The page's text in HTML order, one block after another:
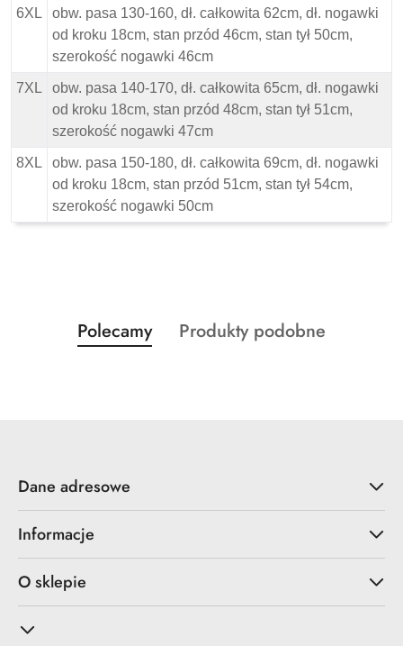
6XL
obw. pasa 130-160, dł. całkowita 62cm, dł. nogawki
od kroku 18cm, stan przód 46cm, stan tył 50cm,
szerokość nogawki 46cm
7XL
obw. pasa 140-170, dł. całkowita 65cm, dł. nogawki
od kroku 18cm, stan przód 48cm, stan tył 51cm,
szerokość nogawki 47cm
8XL
obw. pasa 150-180, dł. całkowita 69cm, dł. nogawki
od kroku 18cm, stan przód 51cm, stan tył 54cm,
szerokość nogawki 50cm
Pomiń karuzelę produktów
Produkty
o
Polecamy
Produkty
Produkty podobne
Dane adresowe
Informacje
O sklepie